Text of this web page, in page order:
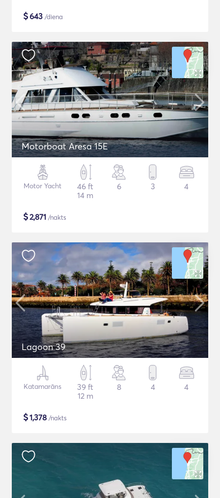
$643 /diena
Motorboat Aresa 15E
Motor Yacht
46 ft
14 m
6 3 4
$2,871 /nakts
Lagoon 39
Katamarāns
39 ft
12 m
8 4 4
$1,378 /nakts